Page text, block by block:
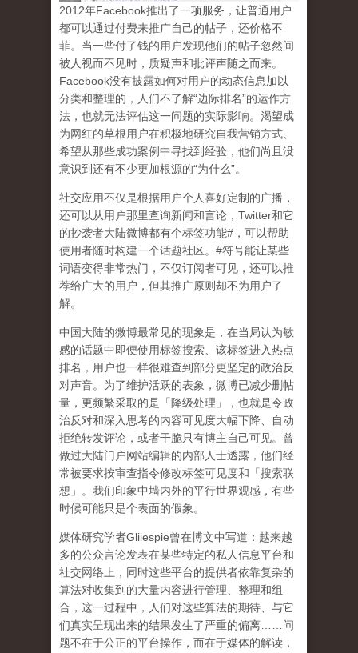
2012年Facebook推出了一项服务，让普通用户
都可以通过付费来推广自己的帖子，还价格不
菲。当一些付了钱的用户发现他们的帖子忽然间
被人视而不见时，质疑声和批评声随之而来。
Facebook没有披露如何对用户的动态信息加以
分类和整理的，人们不了解“边际排名”的运作方
法，也就无法评估这一问题的实际影响。渴望成
为网红的草根用户在积极地研究自我营销方式、
希望从那些成功案例中寻找到经验，他们尚且没
意识到 还有不少更加根源的“为什么”。
社交应用不仅是根据用户个人喜好定制的广播，
还可以从用户那里查询新闻和言论， Twitter和它
的抄袭者大陆微博都有个标签功能# ，可以帮助
使用者随时构建一个话题社区。 #符号能让某些
词语变得非常热门，不仅订阅者可见，还可以推
荐给广大的用户，但其推广原则却不为用户了
解。
中国大陆的微博最常见的现象是，在当局认为敏
感的话题中即便使用标签搜索、该标签进入热点
排名，用户也一样很难查到部分更坚定的政治反
对声音。为了维护活跃的表象，微博已减少删帖
量，更频繁采取的是「降级处理」，也就是令政
治反对和深入思考的内容可见度大幅下降、自动
拒绝转发评论，或者干脆只有博主自己可见。曾
做过大陆门户网站编辑的内部人士透露，他们经
常被要求按审查指令修改标签可见度和「搜索联
想」。 我们印象中墙内外的平行世界观感，有些
时候可能只是个表面的假象。
媒体研究学者Gliiespie曾在博文中写道：越来越
多的公众言论发表在某些特定的私人信息平台和
社交网络上，同时这些平台的提供者依靠复杂的
算法对收集到的大量内容进行管理、整理和组
合，这一过程中，人们对这些算法的期待、与它
们真实呈现出来的结果发生了严重的偏离
问
题不在于公正的平台操作，而在于媒体的解读，